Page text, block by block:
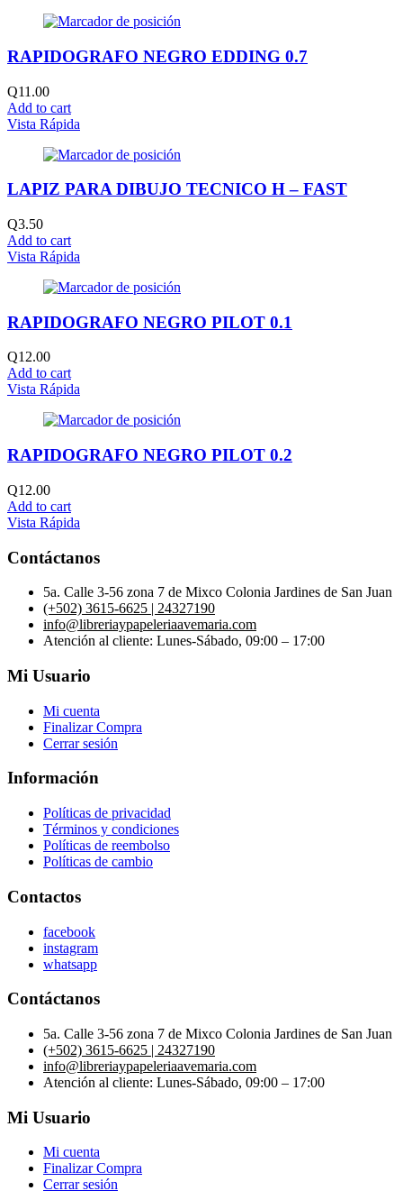
RAPIDOGRAFO NEGRO EDDING 0.7
Q11.00
Add to cart
Vista Rápida
LAPIZ PARA DIBUJO TECNICO H – FAST
Q3.50
Add to cart
Vista Rápida
RAPIDOGRAFO NEGRO PILOT 0.1
Q12.00
Add to cart
Vista Rápida
RAPIDOGRAFO NEGRO PILOT 0.2
Q12.00
Add to cart
Vista Rápida
Contáctanos
5a. Calle 3-56 zona 7 de Mixco Colonia Jardines de San Juan
(+502) 3615-6625 | 24327190
info@libreriaypapeleriaavemaria.com
Atención al cliente: Lunes-Sábado, 09:00 – 17:00
Mi Usuario
Mi cuenta
Finalizar Compra
Cerrar sesión
Información
Políticas de privacidad
Términos y condiciones
Políticas de reembolso
Políticas de cambio
Contactos
facebook
instagram
whatsapp
Contáctanos
5a. Calle 3-56 zona 7 de Mixco Colonia Jardines de San Juan
(+502) 3615-6625 | 24327190
info@libreriaypapeleriaavemaria.com
Atención al cliente: Lunes-Sábado, 09:00 – 17:00
Mi Usuario
Mi cuenta
Finalizar Compra
Cerrar sesión